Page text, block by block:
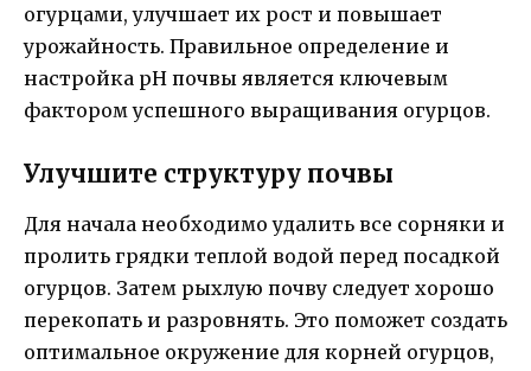
огурцами, улучшает их рост и повышает
урожайность. Правильное определение и
настройка pH почвы является ключевым
фактором успешного выращивания огурцов.
Улучшите структуру почвы
Для начала необходимо удалить все сорняки и
пролить грядки теплой водой перед посадкой
огурцов. Затем рыхлую почву следует хорошо
перекопать и разровнять. Это поможет создать
оптимальное окружение для корней огурцов,